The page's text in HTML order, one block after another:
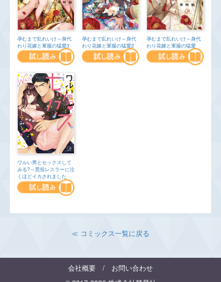
孕むまで乱れいけ～身代
わり花嫁と軍服の猛愛3
孕むまで乱れいけ～身代
わり花嫁と軍服の猛愛2
孕むまで乱れいけ～身代
わり花嫁と軍服の猛愛
ワルい男とセックスして
みる?～悪役レスラーに泣
くほどイカされました
≪ コミックス一覧に戻る
会社概要 / お問い合わせ